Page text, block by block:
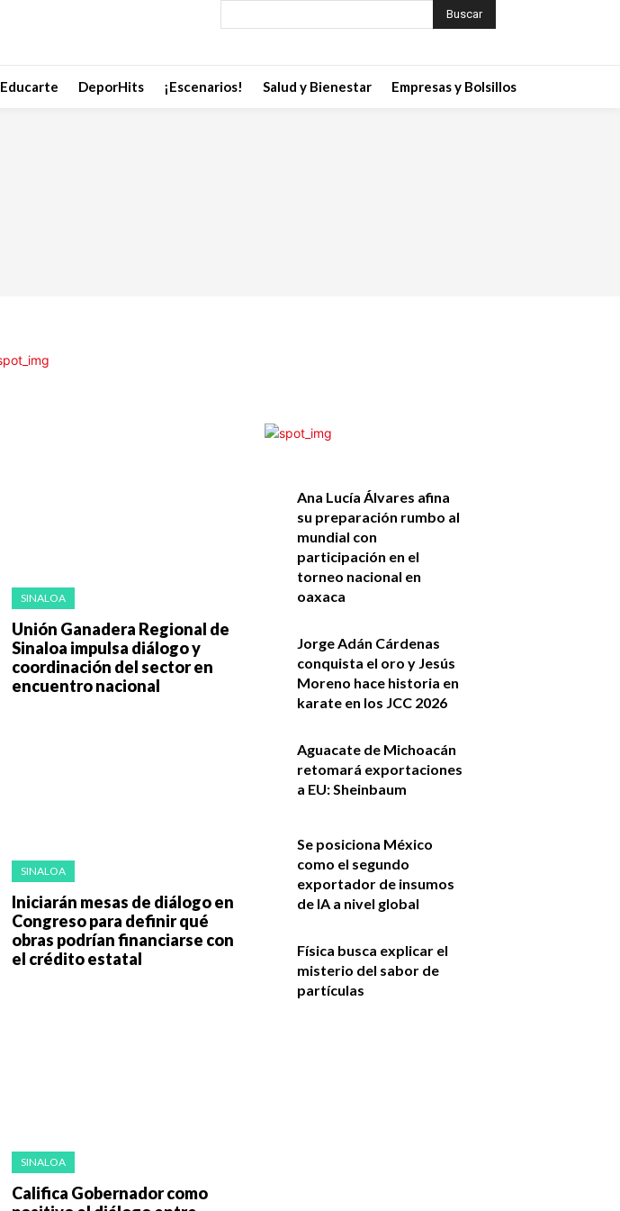
Buscar
Educarte DeporHits ¡Escenarios! Salud y Bienestar Empresas y Bolsillos
SINALOA
Unión Ganadera Regional de
Sinaloa impulsa diálogo y
coordinación del sector en
encuentro nacional
SINALOA
Iniciarán mesas de diálogo en
Congreso para definir qué
obras podrían financiarse con
el crédito estatal
SINALOA
Califica Gobernador como
Ana Lucía Álvares afina
su preparación rumbo al
mundial con
participación en el
torneo nacional en
oaxaca
Jorge Adán Cárdenas
conquista el oro y Jesús
Moreno hace historia en
karate en los JCC 2026
Aguacate de Michoacán
retomará exportaciones
a EU: Sheinbaum
Se posiciona México
como el segundo
exportador de insumos
de IA a nivel global
Física busca explicar el
misterio del sabor de
partículas